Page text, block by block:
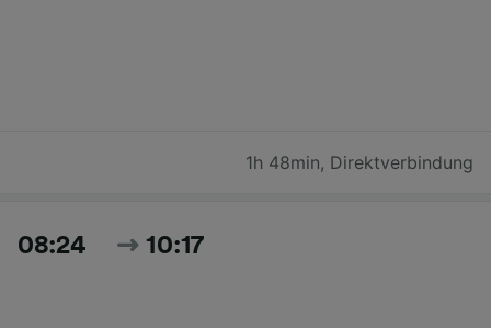
1h 48min, Direktverbindung
08:24 10:17